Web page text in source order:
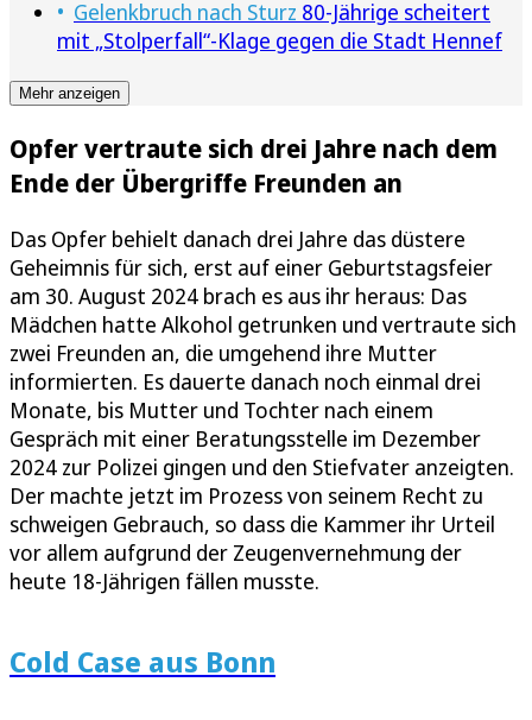
Gelenkbruch nach Sturz 80-Jährige scheitert
mit „Stolperfall“-Klage gegen die Stadt Hennef
Mehr anzeigen
Opfer vertraute sich drei Jahre nach dem
Ende der Übergriffe Freunden an
Das Opfer behielt danach drei Jahre das düstere
Geheimnis für sich, erst auf einer Geburtstagsfeier
am 30. August 2024 brach es aus ihr heraus: Das
Mädchen hatte Alkohol getrunken und vertraute sich
zwei Freunden an, die umgehend ihre Mutter
informierten. Es dauerte danach noch einmal drei
Monate, bis Mutter und Tochter nach einem
Gespräch mit einer Beratungsstelle im Dezember
2024 zur Polizei gingen und den Stiefvater anzeigten.
Der machte jetzt im Prozess von seinem Recht zu
schweigen Gebrauch, so dass die Kammer ihr Urteil
vor allem aufgrund der Zeugenvernehmung der
heute 18-Jährigen fällen musste.
Cold Case aus Bonn